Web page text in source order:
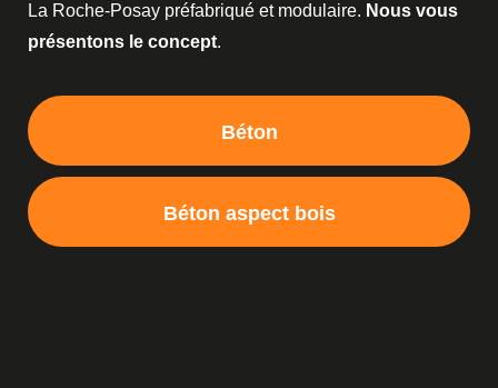
La Roche-Posay préfabriqué et modulaire. Nous vous
présentons le concept.
Béton
Béton aspect bois